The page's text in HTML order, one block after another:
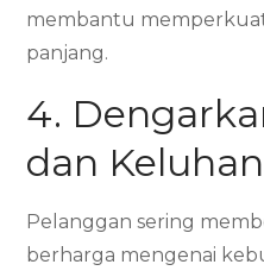
membantu
panjang.
4.
dan Keluhan
Pelanggan sering
berharga mengenai